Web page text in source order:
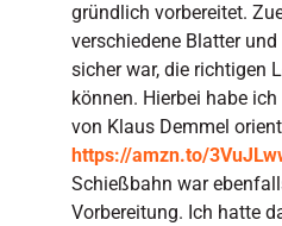
gründlich vorbereitet.
verschiedene Blatter
sicher war, die richtigen
können. Hierbei habe
von Klaus Demmel
https://amzn.to/
Schießbahn war
Vorbereitung. Ich hatte